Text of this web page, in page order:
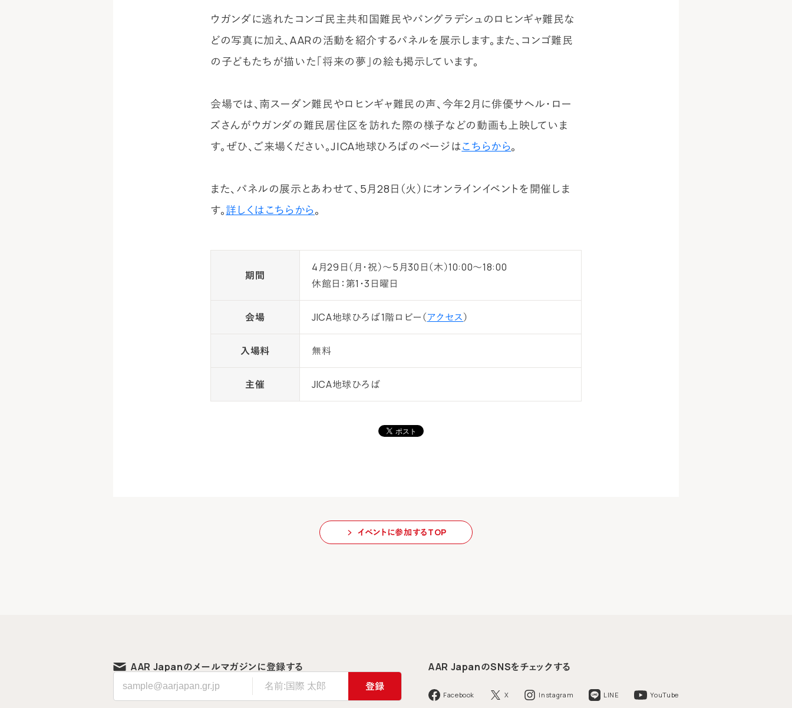
ウガンダに逃れたコンゴ民主共和国難民やバングラデシュのロヒンギャ難民な
どの写真に加え、AARの活動を紹介するパネルを展示します。また、コンゴ難民
の子どもたちが描いた「将来の夢」の絵も掲示しています。
会場では、南スーダン難民やロヒンギャ難民の声、今年2月に俳優サヘル・ロー
ズさんがウガンダの難民居住区を訪れた際の様子などの動画も上映していま
す。ぜひ、ご来場ください。JICA地球ひろばのページはこちらから。
また、パネルの展示とあわせて、5月28日（火）にオンラインイベントを開催しま
す。詳しくはこちらから。
期間
4月29日（月・祝）～5月30日（木）10:00～18:00
休館日：第1・3日曜日
会場 JICA地球ひろば1階ロビー（アクセス）
入場料 無料
主催 JICA地球ひろば
イベントに参加するTOP
AAR Japanのメールマガジンに登録する
登録
AAR JapanのSNSをチェックする
Facebook X Instagram LINE YouTube